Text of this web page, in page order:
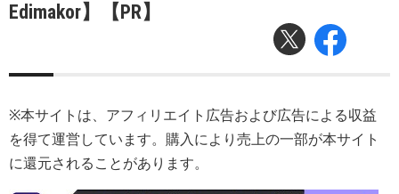
Edimakor】【PR】
※本サイトは、アフィリエイト広告および広告による収益
を得て運営しています。購入により売上の一部が本サイト
に還元されることがあります。